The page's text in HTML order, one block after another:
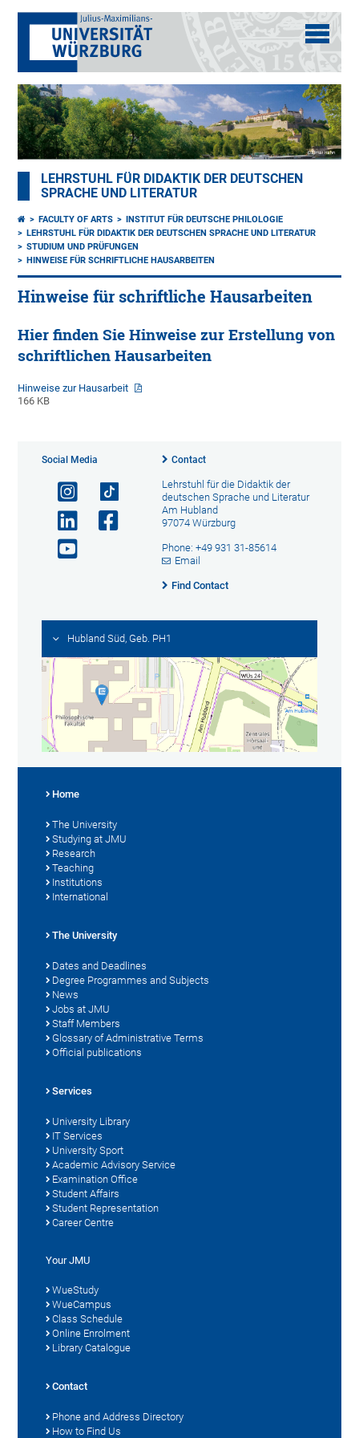
LEHRSTUHL FÜR DIDAKTIK DER DEUTSCHEN
SPRACHE UND LITERATUR
FACULTY OF ARTS
INSTITUT FÜR DEUTSCHE PHILOLOGIE
LEHRSTUHL FÜR DIDAKTIK DER DEUTSCHEN SPRACHE UND LITERATUR
STUDIUM UND PRÜFUNGEN
HINWEISE FÜR SCHRIFTLICHE HAUSARBEITEN
Hinweise für schriftliche Hausarbeiten
Hier finden Sie Hinweise zur Erstellung von
schriftlichen Hausarbeiten
Hinweise zur Hausarbeit
166 KB
Social Media Contact
Lehrstuhl für die Didaktik der
deutschen Sprache und Literatur
Am Hubland
97074 Würzburg
Phone: +49 931 31-85614
Email
Find Contact
Hubland Süd, Geb. PH1
Home
The University
Studying at JMU
Research
Teaching
Institutions
International
The University
Dates and Deadlines
Degree Programmes and Subjects
News
Jobs at JMU
Staff Members
Glossary of Administrative Terms
Official publications
Services
University Library
IT Services
University Sport
Academic Advisory Service
Examination Office
Student Affairs
Student Representation
Career Centre
Your JMU
WueStudy
WueCampus
Class Schedule
Online Enrolment
Library Catalogue
Contact
Phone and Address Directory
How to Find Us